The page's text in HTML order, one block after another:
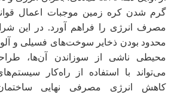
گرم شدن کره زمین موجبات اعمال
مصرف انرژی را فراهم آورد. در این
محدود بودن ذخایر سوخت‌های فسیلی و
محیطی ناشی از سوزاندن آن‌ها،
می‌تواند با استفاده از راه‌کار
کاهش انرژی مصرفی نهایی